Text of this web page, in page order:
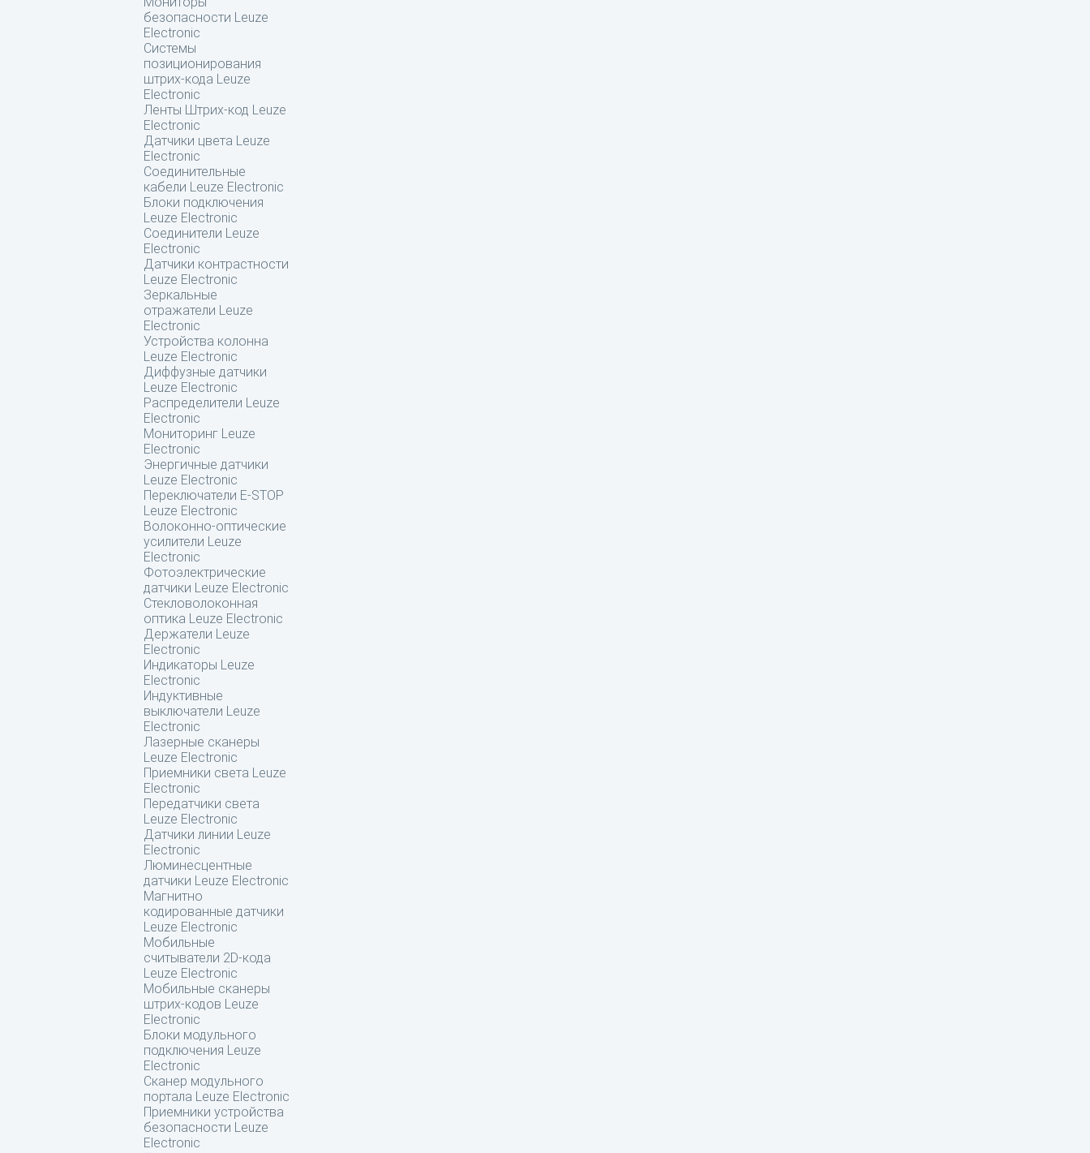
безопасности Leuze
Electronic
Системы
позиционирования
штрих-кода Leuze
Electronic
Ленты Штрих-код Leuze
Electronic
Датчики цвета Leuze
Electronic
Соединительные
кабели Leuze Electronic
Блоки подключения
Leuze Electronic
Соединители Leuze
Electronic
Датчики контрастности
Leuze Electronic
Зеркальные
отражатели Leuze
Electronic
Устройства колонна
Leuze Electronic
Диффузные датчики
Leuze Electronic
Распределители Leuze
Electronic
Мониторинг Leuze
Electronic
Энергичные датчики
Leuze Electronic
Переключатели E-STOP
Leuze Electronic
Волоконно-оптические
усилители Leuze
Electronic
Фотоэлектрические
датчики Leuze Electronic
Стекловолоконная
оптика Leuze Electronic
Держатели Leuze
Electronic
Индикаторы Leuze
Electronic
Индуктивные
выключатели Leuze
Electronic
Лазерные сканеры
Leuze Electronic
Приемники света Leuze
Electronic
Передатчики света
Leuze Electronic
Датчики линии Leuze
Electronic
Люминесцентные
датчики Leuze Electronic
Магнитно
кодированные датчики
Leuze Electronic
Мобильные
считыватели 2D-кода
Leuze Electronic
Мобильные сканеры
штрих-кодов Leuze
Electronic
Блоки модульного
подключения Leuze
Electronic
Сканер модульного
портала Leuze Electronic
Приемники устройства
безопасности Leuze
Electronic